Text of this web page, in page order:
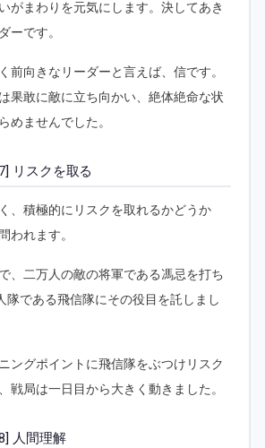
がまわりを元気にします。決してあき
ーです。
前向きなリーダーと言えば、信です。
果敢に敵に立ち向かい、絶体絶命な状
めませんでした。
リスクを取る
、積極的にリスクを取れるかどうか
われます。
、二万人の敵の将軍である馮忌を打ち
隊である飛信隊にその役目を託しまし
ングポイントに飛信隊をぶつけリスク
戦局は一日目から大きく動きました。
人間理解